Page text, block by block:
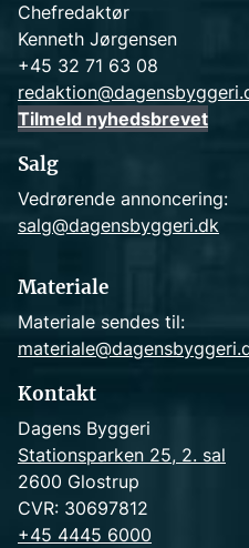
Chefredaktør
Kenneth Jørgensen
+45 32 71 63 08
Tilmeld nyhedsbrevet
Salg
Vedrørende annoncering:
salg@dagensbyggeri.dk
Materiale
Materiale sendes til:
Kontakt
Dagens Byggeri
Stationsparken 25, 2. sal
2600 Glostrup
CVR: 30697812
+45 4445 6000